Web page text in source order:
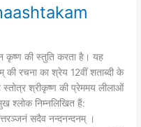
कृष्ण की स्तुति करता है। यह
की रचना का श्रेय 12वीं शताब्दी के
श्रीकृष्ण की प्रेममय लीलाओं
श्लोक निम्नलिखित हैं:
सदैव नन्दनन्दनम् ।